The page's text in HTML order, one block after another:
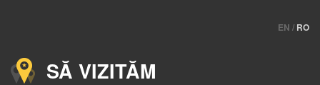
EN / RO
SĂ VIZITĂM